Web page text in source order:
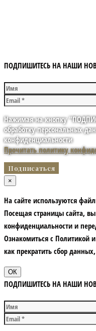
ПОДПИШИТЕСЬ НА НАШИ
Нажимая на кнопку
обработку персональных
конфиденциальности
Прочитать политику
×
На сайте используются
Посещая страницы сайта,
конфиденциальности и
Ознакомиться с Политикой
как прекратить сбор
ОК
ПОДПИШИТЕСЬ НА НАШИ